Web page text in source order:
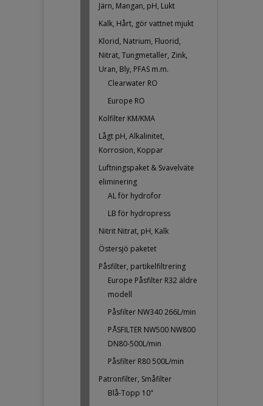
Järn, Mangan, pH, Lukt
Kalk, Hårt, gör vattnet mjukt
Klorid, Natrium, Fluorid,
Nitrat, Tungmetaller, Zink,
Uran, Bly, PFAS m.m.
Clearwater RO
Europe RO
Kolfilter KM/KMA
Lågt pH, Alkalinitet,
Korrosion, Koppar
Luftningspaket & Svavelväte
eliminering
AL för hydrofor
LB för hydropress
Nitrit Nitrat, pH, Kalk
Östersjö paketet
Påsfilter, partikelfiltrering
Europe Påsfilter R32 äldre
modell
Påsfilter NW340 266L/min
PÅSFILTER NW500 NW800
DN80-500L/min
Påsfilter R80 500L/min
Patronfilter, Småfilter
Blå-Topp 10"